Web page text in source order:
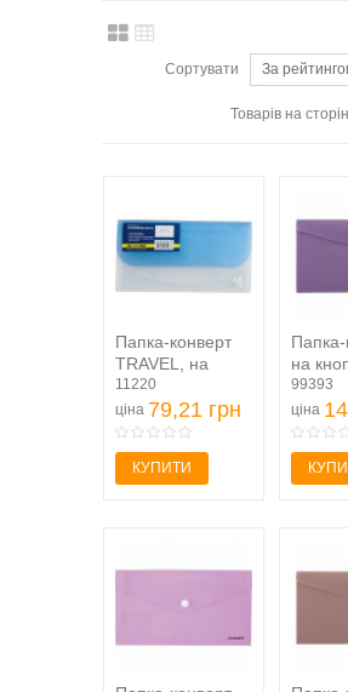
Сортувати
Товарів на
Папка-конверт
TRAVEL, на
липучці, DL, 4
віддділення,...
11220
ціна 79,21 грн
КУПИТИ
Папка-
на
1414-
99393
ціна